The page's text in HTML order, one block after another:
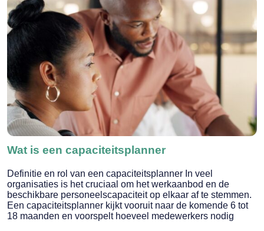
Wat is een capaciteitsplanner
Definitie en rol van een capaciteitsplanner In veel
organisaties is het cruciaal om het werkaanbod en de
beschikbare personeelscapaciteit op elkaar af te stemmen.
Een capaciteitsplanner kijkt vooruit naar de komende 6 tot
18 maanden en voorspelt hoeveel medewerkers nodig